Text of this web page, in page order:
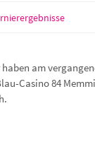
am
Casino 84